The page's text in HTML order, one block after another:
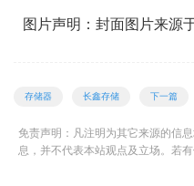
图片声明：封面图片来源
存储器 长鑫存储 下一篇
免责声明：凡注明为其它来源的信
息，并不代表本站观点及立场。若